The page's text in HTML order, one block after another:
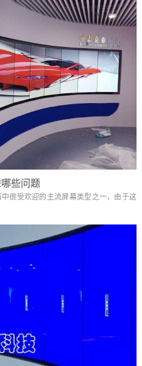
些问题
很受欢迎的主流屏幕类型之一，由于这